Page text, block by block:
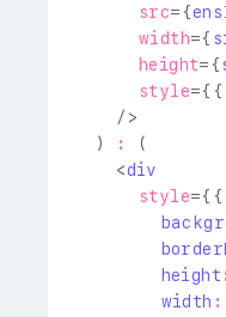
src= {
width={
height= {
style={ {
/>
)
:
(
<div
style={ {
        height
:
        width
: